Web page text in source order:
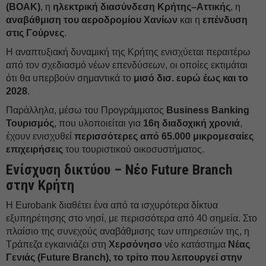
(ΒΟΑΚ), η ηλεκτρική διασύνδεση Κρήτης–Αττικής, η
αναβάθμιση του αεροδρομίου Χανίων και η επένδυση
στις Γούρνες.
Η αναπτυξιακή δυναμική της Κρήτης ενισχύεται περαιτέρω
από τον σχεδιασμό νέων επενδύσεων, οι οποίες εκτιμάται
ότι θα υπερβούν σημαντικά το μισό δισ. ευρώ έως και το
2028.
Παράλληλα, μέσω του Προγράμματος Business Banking
Τουρισμός, που υλοποιείται για 16η διαδοχική χρονιά,
έχουν ενισχυθεί περισσότερες από 65.000 μικρομεσαίες
επιχειρήσεις του τουριστικού οικοσυστήματος.
Ενίσχυση δικτύου – Νέο Future Branch
στην Κρήτη
Η Eurobank διαθέτει ένα από τα ισχυρότερα δίκτυα
εξυπηρέτησης στο νησί, με περισσότερα από 40 σημεία. Στο
πλαίσιο της συνεχούς αναβάθμισης των υπηρεσιών της, η
Τράπεζα εγκαινιάζει στη Χερσόνησο νέο κατάστημα Νέας
Γενιάς (Future Branch), το τρίτο που λειτουργεί στην